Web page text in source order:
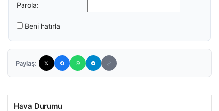
Parola:
Beni hatırla
Paylaş:
Hava Durumu